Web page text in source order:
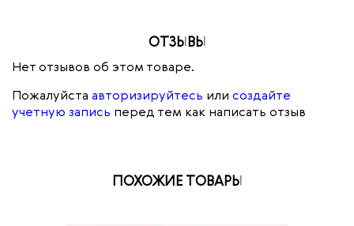
ОТЗЫВЫ
Нет отзывов об этом товаре.
Пожалуйста авторизируйтесь или создайте
учетную запись перед тем как написать отзыв
ПОХОЖИЕ ТОВАРЫ